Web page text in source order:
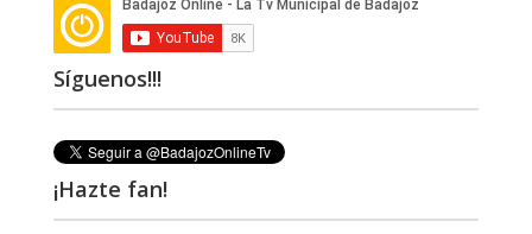
Síguenos!!!
¡Hazte fan!